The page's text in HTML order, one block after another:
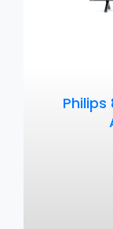
Philips